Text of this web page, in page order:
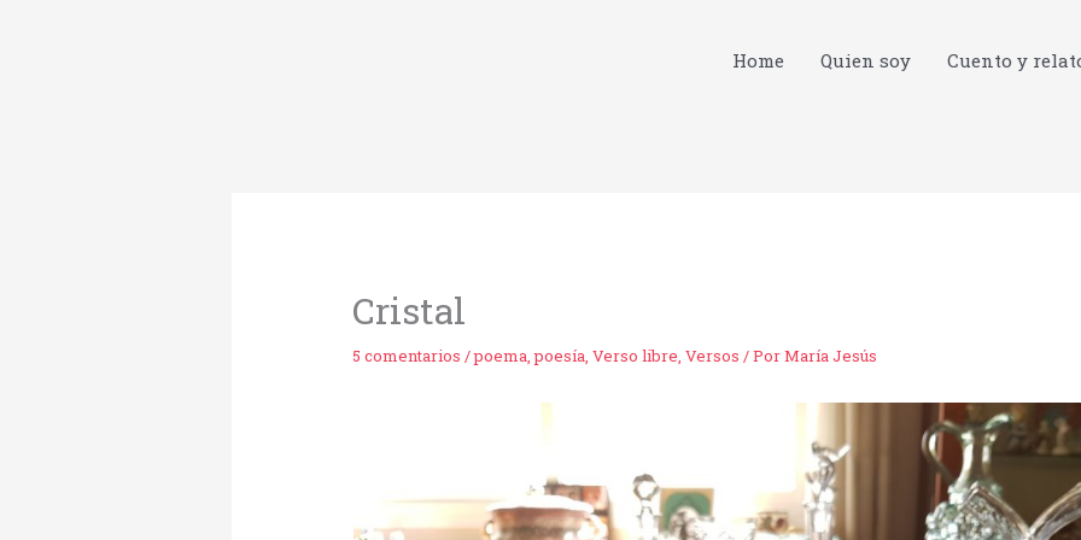
Home Quien soy Cuento y
Cristal
5 comentarios /poema,poesía,Verso libre,Versos / PorMaría Jesús